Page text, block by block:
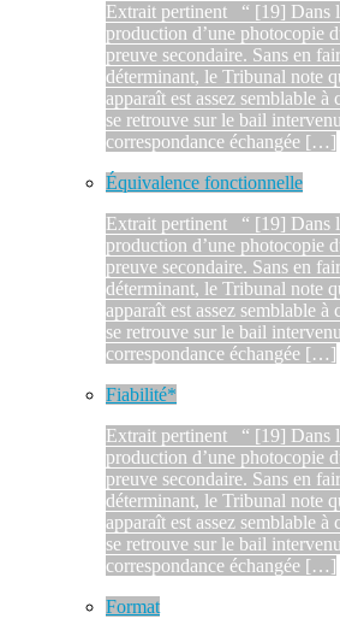
Extrait pertinent “ [19] Dans
production d’une photocopie
preuve secondaire. Sans en
déterminant, le Tribunal note
apparaît est assez semblable
se retrouve sur le bail
correspondance échangée […]
Équivalence fonctionnelle
Extrait pertinent “ [19] Dans
production d’une photocopie
preuve secondaire. Sans en
déterminant, le Tribunal note
apparaît est assez semblable
se retrouve sur le bail
correspondance échangée […]
Fiabilité*
Extrait pertinent “ [19] Dans
production d’une photocopie
preuve secondaire. Sans en
déterminant, le Tribunal note
apparaît est assez semblable
se retrouve sur le bail
correspondance échangée […]
Format